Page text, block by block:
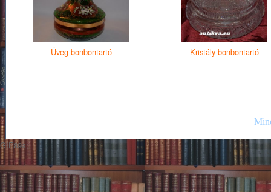
Üveg bonbontartó Kristály bonbontartó
GIF89a;